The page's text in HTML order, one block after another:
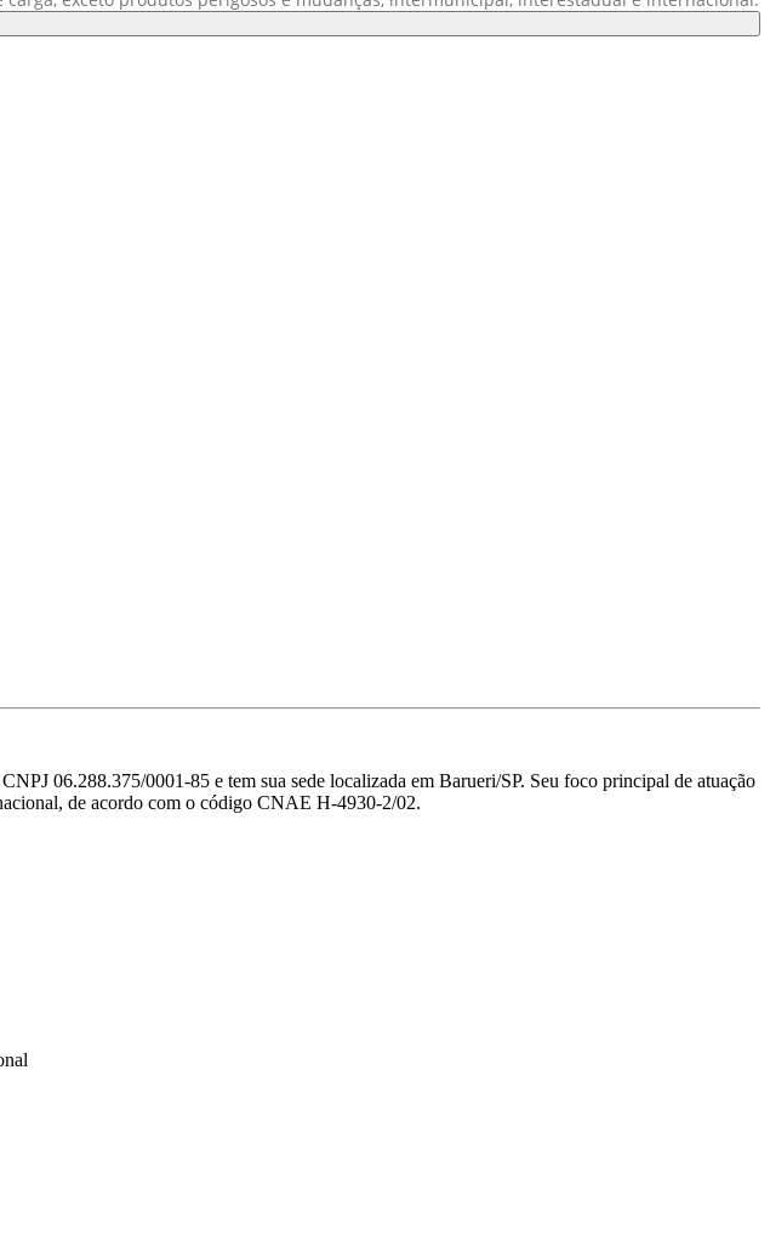
06.288.375/0001-85 e tem sua sede localizada em Barueri/SP. Seu foco principal de atuação
de acordo com o código CNAE H-4930-2/02.